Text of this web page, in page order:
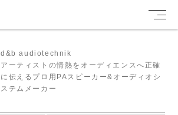
d&b audiotechnik
アーティストの情熱をオーディエンスへ正確
に伝えるプロ用PAスピーカー&オーディオシ
ステムメーカー